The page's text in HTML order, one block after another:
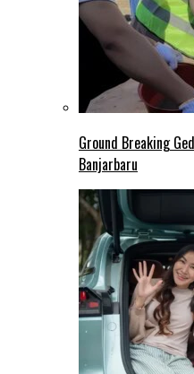
Ground Breaking
Banjarbaru